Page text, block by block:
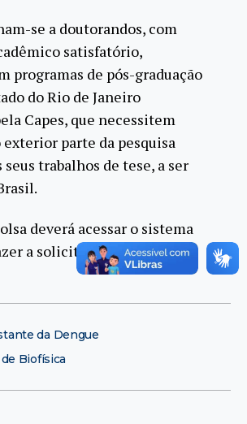
se a doutorandos, com
satisfatório,
programas de pós-graduação
do Rio de Janeiro
Capes, que necessitem
parte da pesquisa
trabalhos de tese, a ser
deverá acessar o sistema
a solicitaçãoon line.
da Dengue
Biofísica